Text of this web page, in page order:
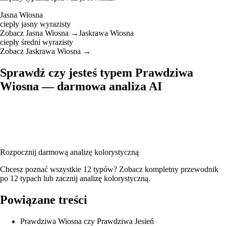
Jasna Wiosna
ciepły jasny wyrazisty
Zobacz Jasna Wiosna →Jaskrawa Wiosna
ciepły średni wyrazisty
Zobacz Jaskrawa Wiosna →
Sprawdź czy jesteś typem Prawdziwa
Wiosna — darmowa analiza AI
Rozpocznij darmową analizę kolorystyczną
Chcesz poznać wszystkie 12 typów? Zobacz kompletny przewodnik
po 12 typach lub zacznij analizę kolorystyczną.
Powiązane treści
Prawdziwa Wiosna czy Prawdziwa Jesień